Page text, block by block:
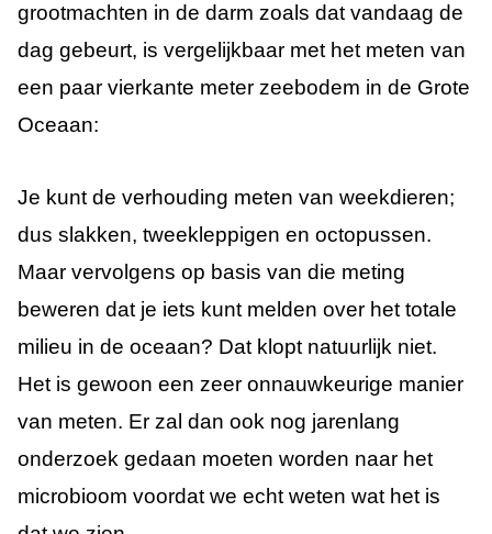
grootmachten in de darm zoals dat vandaag de
dag gebeurt, is vergelijkbaar met het meten van
een paar vierkante meter zeebodem in de Grote
Oceaan:
Je kunt de verhouding meten van weekdieren;
dus slakken, tweekleppigen en octopussen.
Maar vervolgens op basis van die meting
beweren dat je iets kunt melden over het totale
milieu in de oceaan? Dat klopt natuurlijk niet.
Het is gewoon een zeer onnauwkeurige manier
van meten. Er zal dan ook nog jarenlang
onderzoek gedaan moeten worden naar het
microbioom voordat we echt weten wat het is